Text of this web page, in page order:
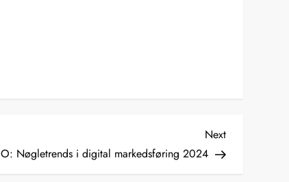
Next
Post
Next
Nøgletrends i digital markedsføring 2024